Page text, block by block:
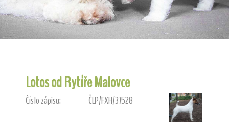
Lotos od Rytíře Malovce
Číslo zápisu: ČLP/FXH/37528